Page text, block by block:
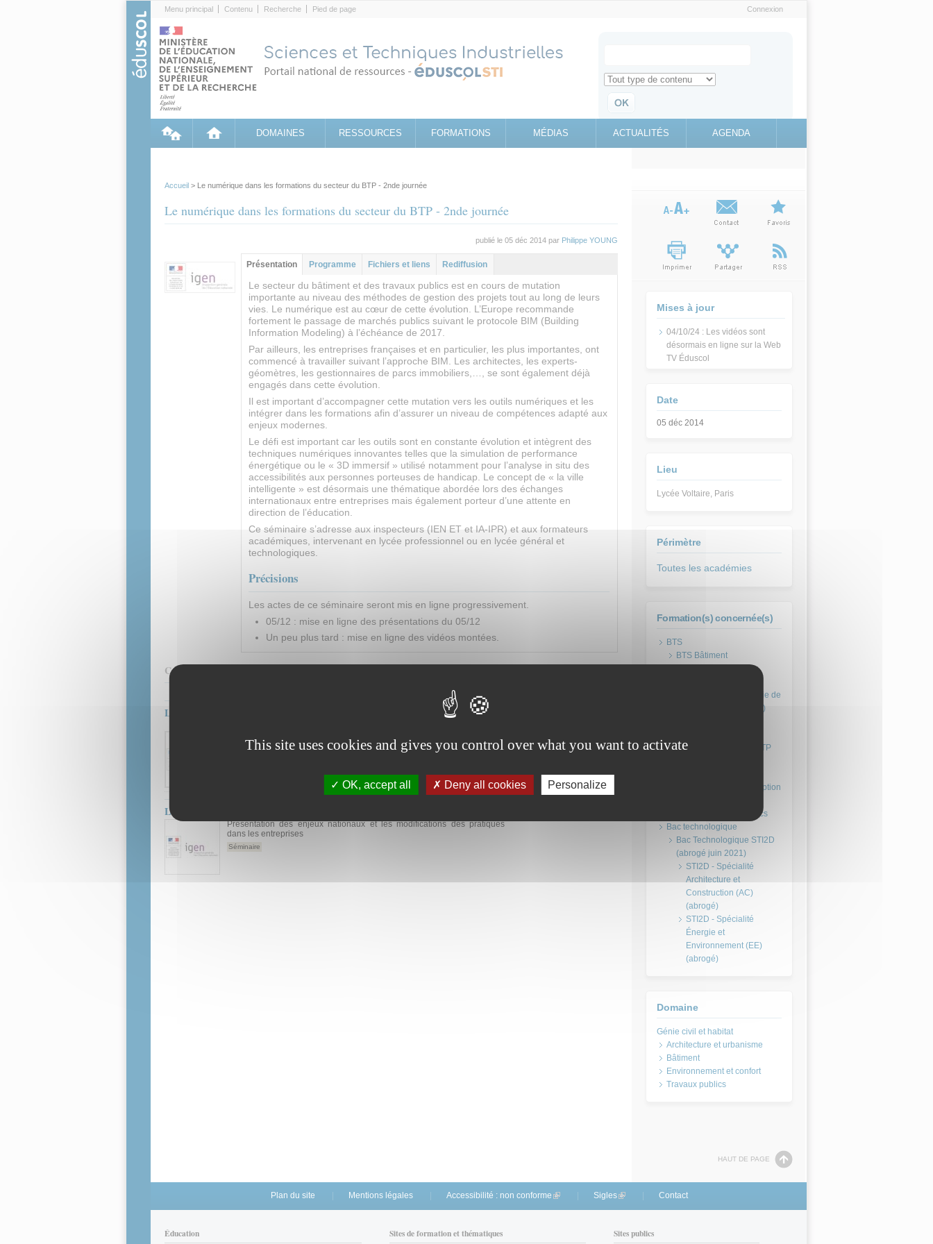
Menu principal Contenu Recherche Pied de page Connexion
Search for
Retrouvez toute l'information sur le site education.gouv.fr
DOMAINES RESSOURCES FORMATIONS MÉDIAS ACTUALITÉS AGENDA
Accueil > Le numérique dans les formations du secteur du BTP - 2nde journée
Le numérique dans les formations du secteur du BTP - 2nde journée
publié le 05 déc 2014 par Philippe YOUNG
Contenu principal
Présentation (onglet
actif)
Programme Fichiers et liens Rediffusion
Le secteur du bâtiment et des travaux publics est en cours de mutation
importante au niveau des méthodes de gestion des projets tout au long de leurs
vies. Le numérique est au cœur de cette évolution. L’Europe recommande
fortement le passage de marchés publics suivant le protocole BIM (Building
Information Modeling) à l’échéance de 2017.
Par ailleurs, les entreprises françaises et en particulier, les plus importantes, ont
commencé à travailler suivant l’approche BIM. Les architectes, les experts-
géomètres, les gestionnaires de parcs immobiliers,…, se sont également déjà
engagés dans cette évolution.
Il est important d’accompagner cette mutation vers les outils numériques et les
intégrer dans les formations afin d’assurer un niveau de compétences adapté aux
enjeux modernes.
Le défi est important car les outils sont en constante évolution et intègrent des
techniques numériques innovantes telles que la simulation de performance
énergétique ou le « 3D immersif » utilisé notamment pour l’analyse in situ des
accessibilités aux personnes porteuses de handicap. Le concept de « la ville
intelligente » est désormais une thématique abordée lors des échanges
internationaux entre entreprises mais également porteur d’une attente en
direction de l’éducation.
Ce séminaire s’adresse aux inspecteurs (IEN ET et IA-IPR) et aux formateurs
académiques, intervenant en lycée professionnel ou en lycée général et
technologiques.
Précisions
Les actes de ce séminaire seront mis en ligne progressivement.
05/12 : mise en ligne des présentations du 05/12
Un peu plus tard : mise en ligne des vidéos montées.
Contenus associés :
Le numérique dans les épreuves des diplômes des formations du secteur du BTP
Séminaire
Le numérique dans les formations du secteur du BTP - 1ère journée
Présentation des enjeux nationaux et les modifications des pratiques
dans les entreprises
Séminaire
Mises à jour
04/10/24 : Les vidéos sont
désormais en ligne sur la Web
TV Éduscol
Date
05 déc 2014
Lieu
Lycée Voltaire, Paris
Périmètre
Toutes les académies
Formation(s) concernée(s)
BTS Bâtiment
BTS Etudes et économie de
la construction (abrogé)
BTS Travaux publics - TP
d’études du bâtiment option
Bac Pro Travaux publics
Bac Technologique STI2D
(abrogé juin 2021)
STI2D - Spécialité
Architecture et
Construction (AC)
(abrogé)
STI2D - Spécialité
Énergie et
Environnement (EE)
(abrogé)
Domaine
Architecture et urbanisme
Bâtiment
Environnement et confort
Travaux publics
HAUT DE PAGE
Plan du site Mentions légales Accessibilité : non conforme (link is external)
Sigles(link is external)
Contact
Éducation Sites de formation et thématiques Sites publics
This site uses cookies and gives you control over what you want to activate
OK, accept all Deny all cookies Personalize